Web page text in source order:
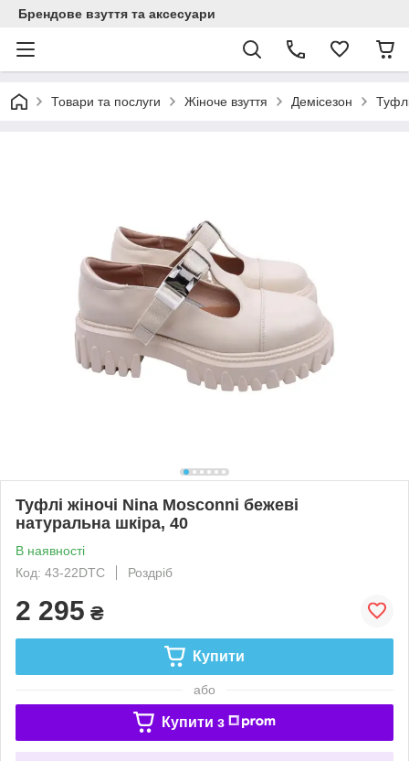
Брендове взуття та аксесуари
Товари та послуги Жіноче взуття Демісезон
Туфлі жіночі Nina Mosconni бежеві
натуральна шкіра, 40
В наявності
Код: 43-22DTC
Роздріб
2 295 ₴
Купити
або
Купити з